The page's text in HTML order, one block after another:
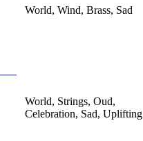
World, Wind, Brass, Sad
World, Strings, Oud,
Celebration, Sad, Uplifting